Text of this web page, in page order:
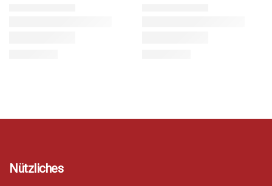
Nützliches